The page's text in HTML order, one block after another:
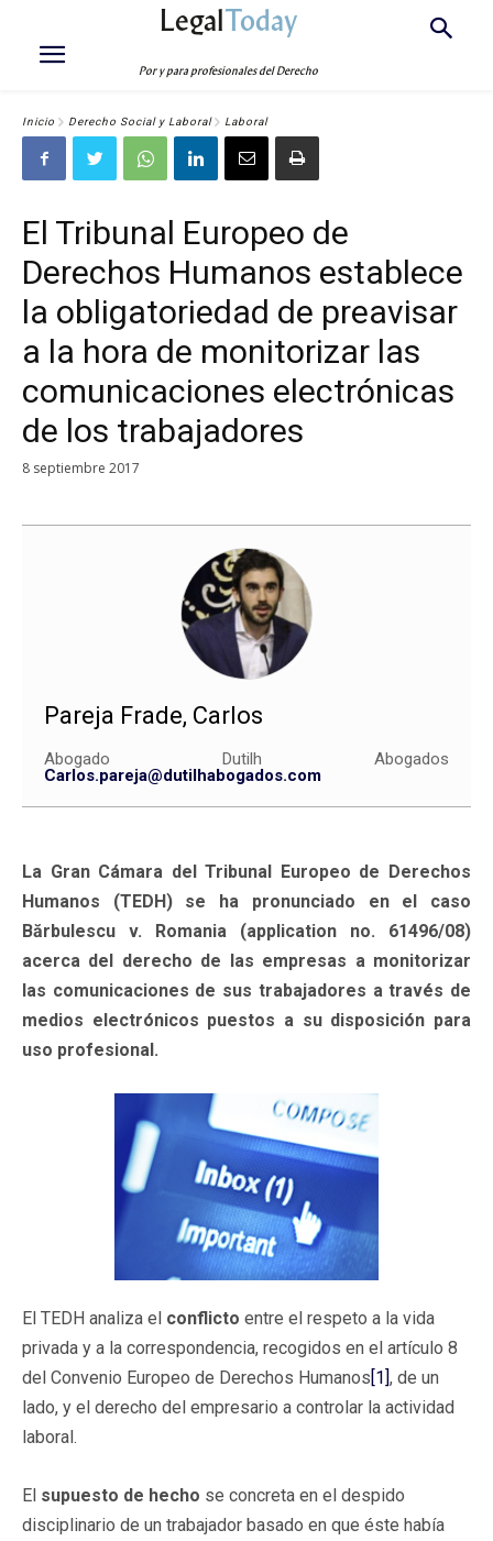
LegalToday
Por y para profesionales del Derecho
Inicio Derecho Social y Laboral Laboral
El Tribunal Europeo de
Derechos Humanos establece
la obligatoriedad de preavisar
a la hora de monitorizar las
comunicaciones electrónicas
de los trabajadores
8 septiembre 2017
Pareja Frade, Carlos
Abogado Dutilh Abogados
Carlos.pareja@dutilhabogados.com
La Gran Cámara del Tribunal Europeo de Derechos
Humanos (TEDH) se ha pronunciado en el caso
Bărbulescu v. Romania (application no. 61496/08)
acerca del derecho de las empresas a monitorizar
las comunicaciones de sus trabajadores a través de
medios electrónicos puestos a su disposición para
uso profesional.
El TEDH analiza el conflicto entre el respeto a la vida
privada y a la correspondencia, recogidos en el artículo 8
del Convenio Europeo de Derechos Humanos[1], de un
lado, y el derecho del empresario a controlar la actividad
laboral.
El supuesto de hecho se concreta en el despido
disciplinario de un trabajador basado en que éste había